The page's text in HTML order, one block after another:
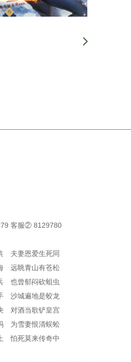
客服② 8129780
夫妻恩爱生死同
远眺青山有苍松
也曾郁闷砍蛆虫
沙城遍地是蛟龙
对酒当歌铲皇宫
为雪妻恨清蜈蚣
怕死莫来传奇中